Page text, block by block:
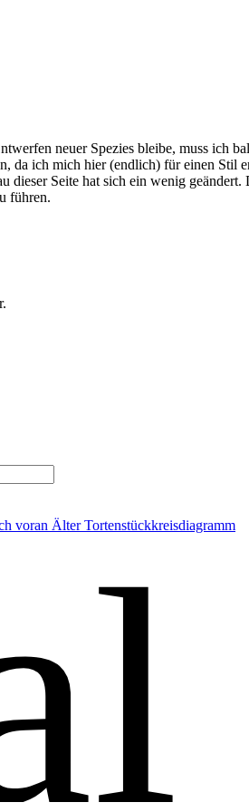
neuer Spezies bleibe, muss ich
da ich mich hier (endlich) für einen Stil
Seite hat sich ein wenig
führen.
voran Älter Tortenstückkreisdiagramm